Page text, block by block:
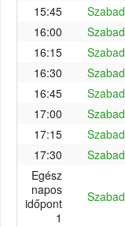
15:45
Szabad
16:00
Szabad
16:15
Szabad
16:30
Szabad
16:45
Szabad
17:00
Szabad
17:15
Szabad
17:30
Szabad
Egész
napos
időpont
1
Szabad